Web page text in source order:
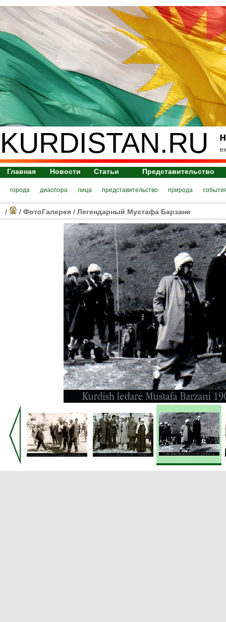
KURDISTAN.RU
Главная Новости Статьи Представительство
города диаспора лица представительство природа
/ / ФотоГалерея / Легендарный Мустафа Барзани